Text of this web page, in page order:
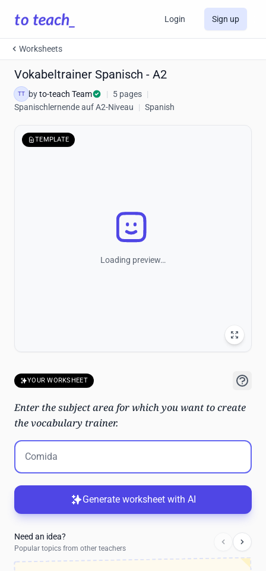
Login Sign up
Worksheets
Vokabeltrainer Spanisch - A2
TT byto-teach Team | 5 pages |
Spanischlernende auf A2-Niveau
| Spanish
TEMPLATE
Loading preview…
YOUR WORKSHEET
Enter the subject area for which you want to create
the vocabulary trainer.
Generate worksheet with AI
Need an idea?
Popular topics from other teachers